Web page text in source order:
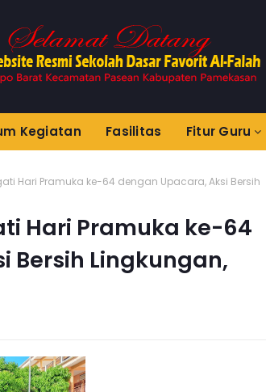
Kegiatan Fasilitas Fitur Guru
Hari Pramuka ke-64 dengan Upacara, Aksi Bersih
Hari Pramuka ke-64
Bersih Lingkungan,